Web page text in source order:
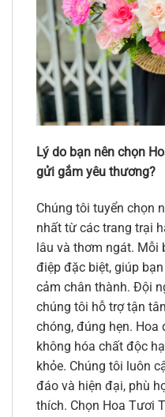
Lý do bạn nên chọn
gửi gắm yêu thương?
Chúng tôi tuyển chọn
nhất từ các trang trại
lâu và thơm ngát. Mỗi
điệp đặc biệt, giúp
cảm chân thành. Đội
chúng tôi hỗ trợ tận
chóng, đúng hẹn.
không hóa chất độc
khỏe. Chúng tôi luôn
đáo và hiện đại, phù
thích. Chọn Hoa Tươi